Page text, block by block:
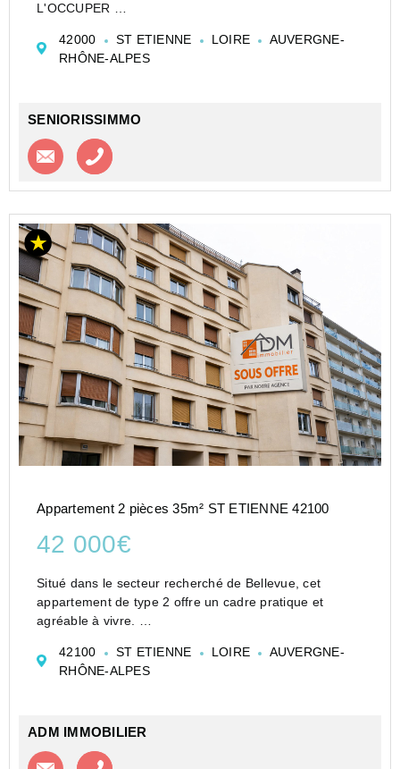
L'OCCUPER
DE TYPE STUDIO DE 13 M² À SAINT ETIENNE - LES
JARDINS D'ARCADIE ST ETIENNE - LES JARDINS
42000 ST ETIENNE LOIRE
AUVERGNE-
RHÔNE-ALPES
SENIORISSIMMO
Contacter l'agence
Appartement 2 pièces 35m² ST ETIENNE 42100
42 000€
Situé dans le secteur recherché de Bellevue, cet
appartement de type 2 offre un cadre pratique et
agréable à vivre.
? Cuisine avec coin repas conviviale
? Chambre lumineuse
42100 ST ETIENNE LOIRE
AUVERGNE-
RHÔNE-ALPES
ADM IMMOBILIER
Contacter l'agence